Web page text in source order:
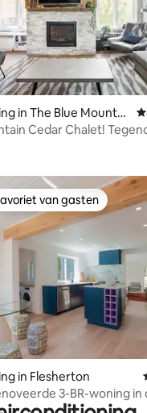
van 4,95 op 5, 222
in The Blue Mountai
Cedar Chalet!
van 4,97 op 5, 144
van gasten
van gasten
in Flesherton
3-BR-woning in
Baldy | BBQ en hottub